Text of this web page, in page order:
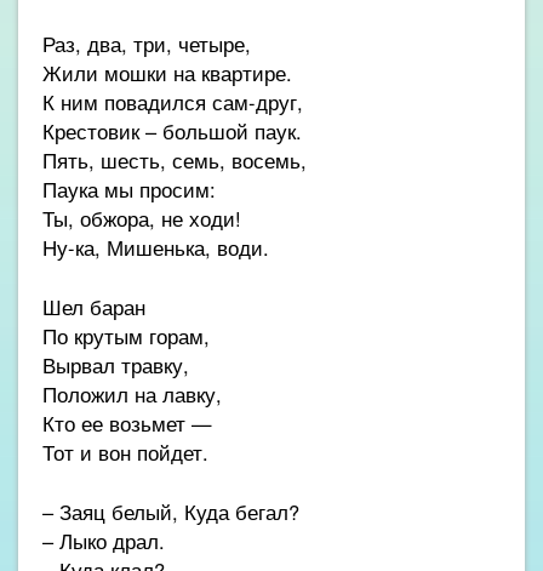
Раз, два, три, четыре,
Жили мошки на квартире.
К ним повадился сам-друг,
Крестовик – большой паук.
Пять, шесть, семь, восемь,
Паука мы просим:
Ты, обжора, не ходи!
Ну-ка, Мишенька, води.
Шел баран
По крутым горам,
Вырвал травку,
Положил на лавку,
Кто ее возьмет —
Тот и вон пойдет.
– Заяц белый, Куда бегал?
– Лыко драл.